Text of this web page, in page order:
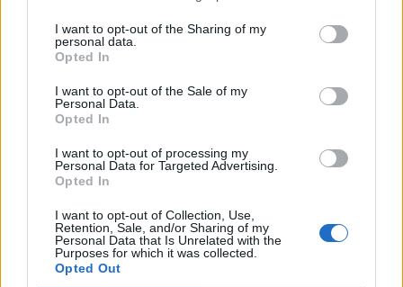
I want to opt-out of the Sharing of my
personal data.
Opted In
I want to opt-out of the Sale of my
Personal Data.
Opted In
I want to opt-out of processing my
Personal Data for Targeted Advertising.
Opted In
I want to opt-out of Collection, Use,
Retention, Sale, and/or Sharing of my
Personal Data that Is Unrelated with the
Purposes for which it was collected.
Opted Out
αναπόφευκτης γνωστικής έκπτωσης
προτείνοντας αντίθετα ότι η υγεία του
εγκεφάλου μπορεί να καλλιεργηθεί
προληπτικάσε κάθε ηλικία
οι ερευνητές, σύμφωνα με το Inc.
Τι να κάνετε για να
ενδυναμώσετε το μυαλό σας